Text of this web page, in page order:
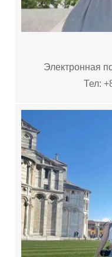
Электронная
Тел: